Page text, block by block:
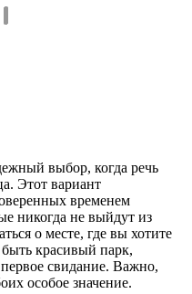
выбор, когда речь
Этот вариант
временем
никогда не выйдут из
о месте, где вы хотите
красивый парк,
свидание. Важно,
особое значение.